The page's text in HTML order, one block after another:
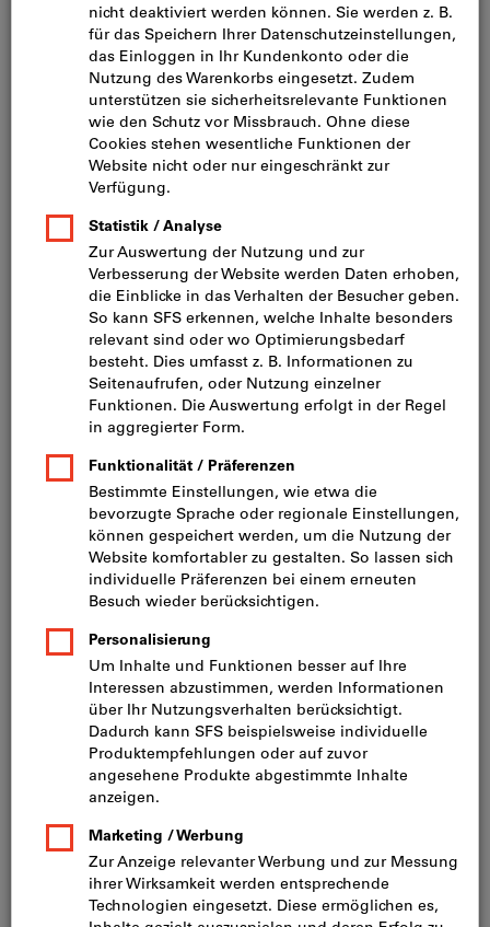
Bild zum Vergrößern anklicken
Preis pro 1 Stück
inkl. MwSt. zzgl. Versandkosten
Netto: CHF 913.00
In den Warenkorb
Lieferung in 3 - 4 Arbeitstagen